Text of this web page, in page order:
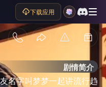
下载应用
剧情简介
名字叫梦梦一起讲流行趋